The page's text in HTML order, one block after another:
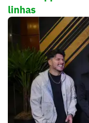
linhas